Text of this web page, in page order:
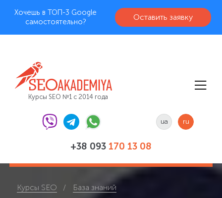
Хочешь в ТОП-3 Google
самостоятельно?
Оставить заявку
Курсы SEO №1 с 2014 года
+38 093 170 13 08
ua ru
Курсы SEO
База знаний